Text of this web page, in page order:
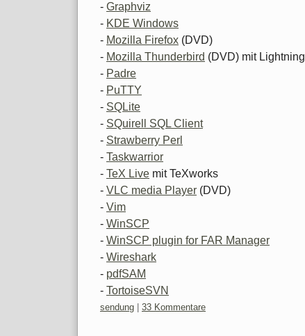
- Graphviz
- KDE Windows
- Mozilla Firefox (DVD)
- Mozilla Thunderbird (DVD) mit Lightning
- Padre
- PuTTY
- SQLite
- SQuirell SQL Client
- Strawberry Perl
- Taskwarrior
- TeX Live mit TeXworks
- VLC media Player (DVD)
- Vim
- WinSCP
- WinSCP plugin for FAR Manager
- Wireshark
- pdfSAM
- TortoiseSVN
Kategorien:
sendung 33 Kommentare